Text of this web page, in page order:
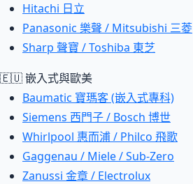
Hitachi 日立
Panasonic 樂聲 / Mitsubishi 三菱
Sharp 聲寶 / Toshiba 東芝
🇪🇺 嵌入式與歐美
Baumatic 寶瑪客 (嵌入式專科)
Siemens 西門子 / Bosch 博世
Whirlpool 惠而浦 / Philco 飛歌
Gaggenau / Miele / Sub-Zero
Zanussi 金章 / Electrolux